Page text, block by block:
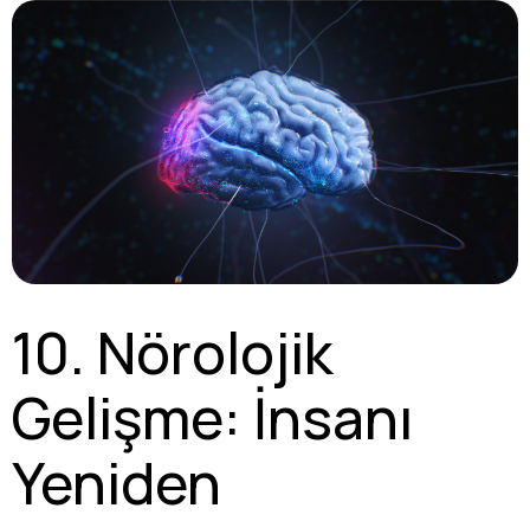
10. Nörolojik
Gelişme: İnsanı
Yeniden